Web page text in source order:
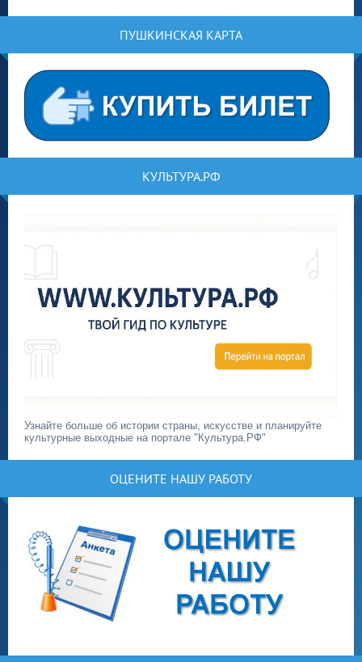
ПУШКИНСКАЯ КАРТА
КУЛЬТУРА.РФ
Узнайте больше об истории страны, искусстве и планируйте
культурные выходные на портале "Культура.РФ"
ОЦЕНИТЕ НАШУ РАБОТУ